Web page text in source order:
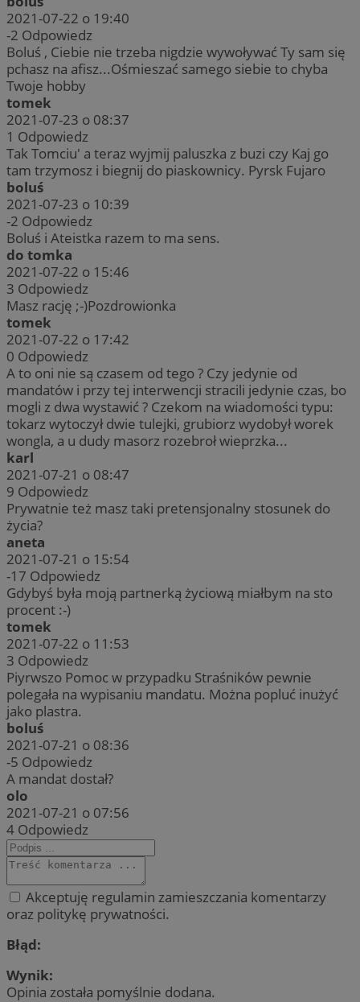
2021-07-22 o 19:40
-2 Odpowiedz
Boluś , Ciebie nie trzeba nigdzie wywoływać Ty sam się
pchasz na afisz...Ośmieszać samego siebie to chyba
Twoje hobby
tomek
2021-07-23 o 08:37
1 Odpowiedz
Tak Tomciu' a teraz wyjmij paluszka z buzi czy Kaj go
tam trzymosz i biegnij do piaskownicy. Pyrsk Fujaro
boluś
2021-07-23 o 10:39
-2 Odpowiedz
Boluś i Ateistka razem to ma sens.
do tomka
2021-07-22 o 15:46
3 Odpowiedz
Masz rację ;-)Pozdrowionka
tomek
2021-07-22 o 17:42
0 Odpowiedz
A to oni nie są czasem od tego ? Czy jedynie od
mandatów i przy tej interwencji stracili jedynie czas, bo
mogli z dwa wystawić ? Czekom na wiadomości typu:
tokarz wytoczył dwie tulejki, grubiorz wydobył worek
wongla, a u dudy masorz rozebroł wieprzka...
karl
2021-07-21 o 08:47
9 Odpowiedz
Prywatnie też masz taki pretensjonalny stosunek do
życia?
aneta
2021-07-21 o 15:54
-17 Odpowiedz
Gdybyś była moją partnerką życiową miałbym na sto
procent :-)
tomek
2021-07-22 o 11:53
3 Odpowiedz
Piyrwszo Pomoc w przypadku Straśników pewnie
polegała na wypisaniu mandatu. Można popluć inużyć
jako plastra.
boluś
2021-07-21 o 08:36
-5 Odpowiedz
A mandat dostał?
olo
2021-07-21 o 07:56
4 Odpowiedz
Akceptuję regulamin zamieszczania komentarzy
oraz politykę prywatności.
Błąd:
Wynik:
Opinia została pomyślnie dodana.